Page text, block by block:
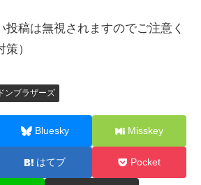
投稿は無視されますのでご注意く
）
ンブラザーズ
Bluesky Misskey
はてブ Pocket